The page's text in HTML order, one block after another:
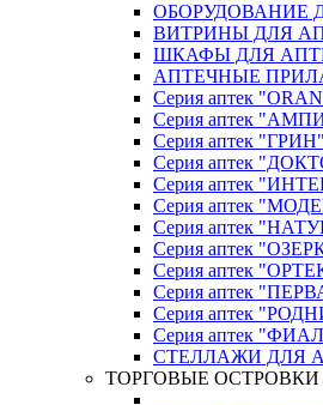
ОБОРУДОВАНИЕ
ВИТРИНЫ ДЛЯ
ШКАФЫ ДЛЯ
АПТЕЧНЫЕ
Серия аптек
Серия аптек
Серия аптек "ГРИН"
Серия аптек
Серия аптек
Серия аптек
Серия аптек
Серия аптек
Серия аптек
Серия аптек
Серия аптек
Серия аптек
СТЕЛЛАЖИ ДЛЯ
ТОРГОВЫЕ ОСТРОВКИ